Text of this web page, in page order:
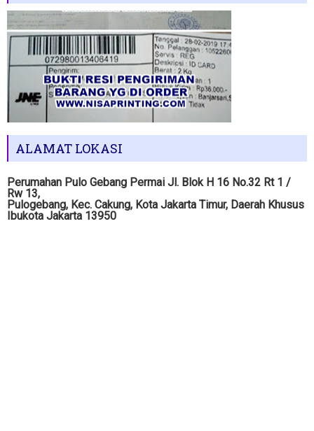
ALAMAT LOKASI
Perumahan Pulo Gebang Permai Jl. Blok H 16 No.32 Rt 1 /
Rw 13,
Pulogebang, Kec. Cakung, Kota Jakarta Timur, Daerah Khusus
Ibukota Jakarta 13950